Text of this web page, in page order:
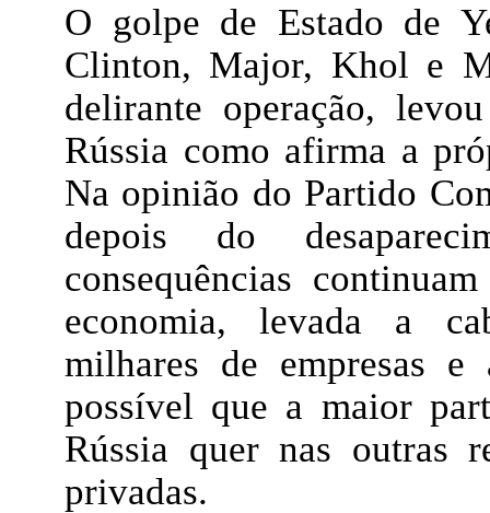
O golpe de Estado de
Clinton, Major, Khol e
delirante operação,
Rússia como afirma a
Na opinião do Partido
depois do
consequências
economia, levada a
milhares de empresas e
possível que a maior
Rússia quer nas outras
privadas.